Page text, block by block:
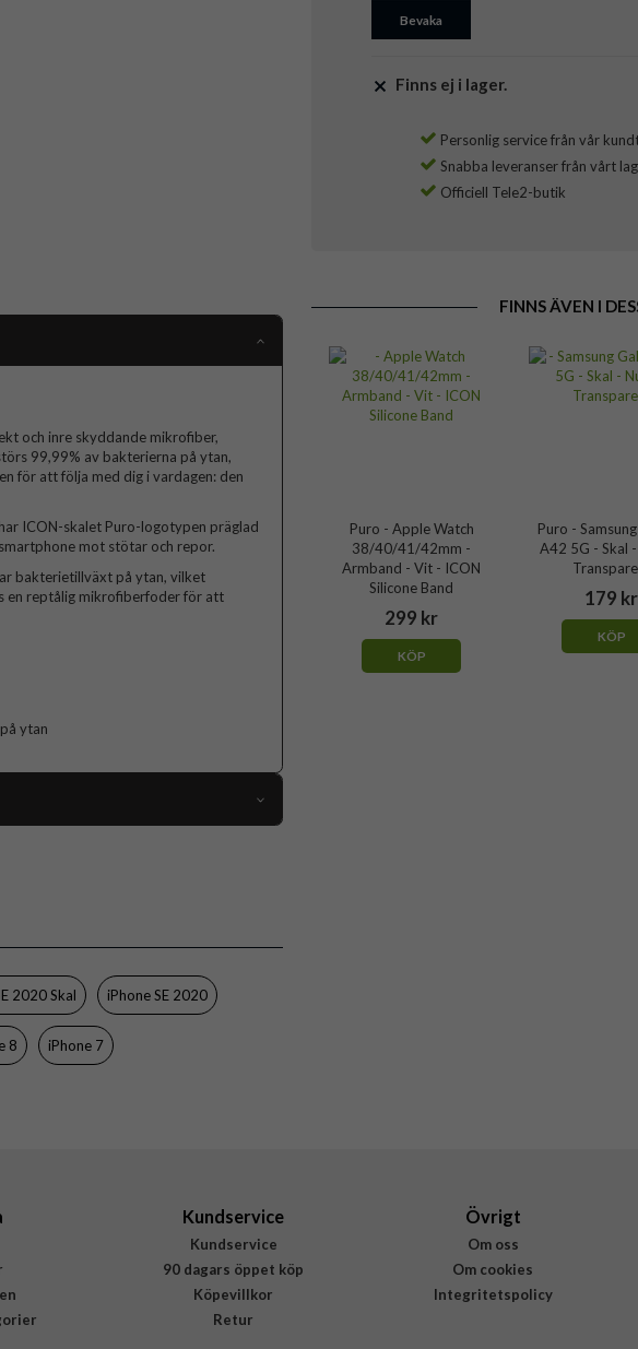
Bevaka
Finns ej i lager.
Personlig service från vår
Snabba leveranser från vårt
Officiell Tele2-butik
FINNS ÄVEN I
Puro - Apple Watch
38/40/41/42mm -
Armband - Vit - ICON
Silicone Band
299 kr
KÖP
Puro -
A42 5G - Skal
179 kr
KÖP
och inre skyddande mikrofiber,
99,99% av bakterierna på ytan,
för att följa med dig i vardagen: den
ICON-skalet Puro-logotypen präglad
mot stötar och repor.
bakterietillväxt på ytan, vilket
en reptålig mikrofiberfoder för att
ytan
Trådlös laddning-kompatibel
2020 Skal iPhone SE 2020
8 iPhone 7
Kundservice
Kundservice
90 dagars öppet köp
Köpevillkor
Retur
Övrigt
Om oss
Om cookies
Integritetspolicy